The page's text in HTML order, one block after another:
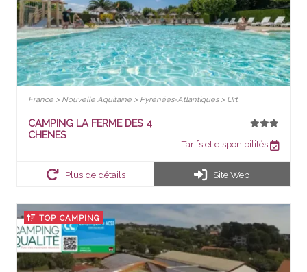
France > Nouvelle Aquitaine > Pyrénées-Atlantiques > Urt
CAMPING LA FERME DES 4
CHENES
Tarifs et disponibilités
Plus de détails Site Web
TOP CAMPING